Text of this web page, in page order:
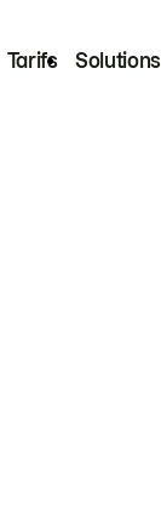
Tarifs Solutions